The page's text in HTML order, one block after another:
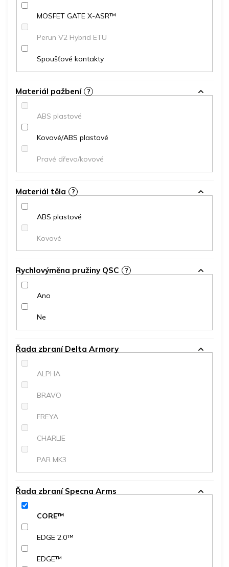
MOSFET GATE X-ASR™
Perun V2 Hybrid ETU
Spoušťové kontakty
Materiál pažbení ?
ABS plastové
Kovové/ABS plastové
Pravé dřevo/kovové
Materiál těla ?
ABS plastové
Kovové
Rychlovýměna pružiny QSC ?
Ano
Ne
Řada zbraní Delta Armory
ALPHA
BRAVO
FREYA
CHARLIE
PAR MK3
Řada zbraní Specna Arms
CORE™
EDGE 2.0™
EDGE™